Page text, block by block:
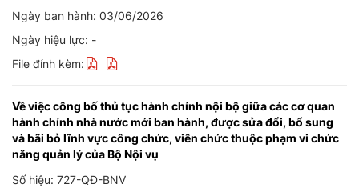
Ngày ban hành: 03/06/2026
Ngày hiệu lực: -
File đính kèm:
Về việc công bố thủ tục hành chính nội bộ giữa các cơ quan
hành chính nhà nước mới ban hành, được sửa đổi, bổ sung
và bãi bỏ lĩnh vực công chức, viên chức thuộc phạm vi chức
năng quản lý của Bộ Nội vụ
Số hiệu: 727-QĐ-BNV